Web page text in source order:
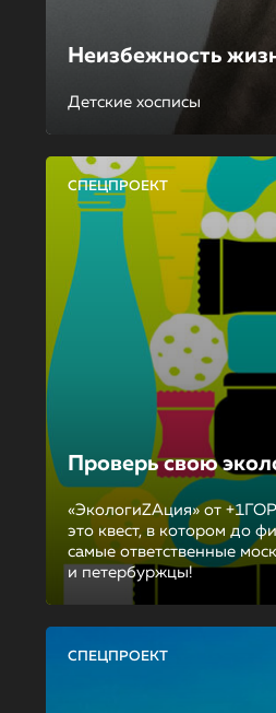
Неизбежность
Детские хосписы
СПЕЦПРОЕКТ
Проверь свою
«ЭкологиZAция» от
это квест, в котором до
самые ответственные
и петербуржцы!
СПЕЦПРОЕКТ